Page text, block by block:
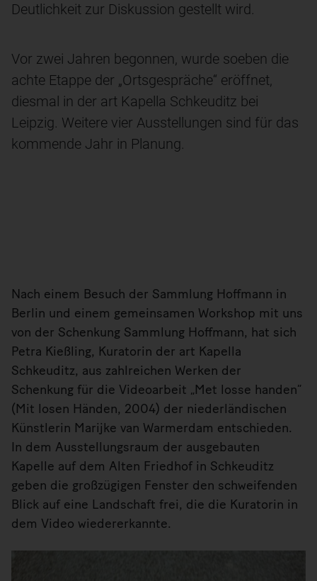
Deutlichkeit zur Diskussion gestellt wird.
Vor zwei Jahren begonnen, wurde soeben die
achte Etappe der „Ortsgespräche“ eröffnet,
diesmal in der art Kapella Schkeuditz bei
Leipzig. Weitere vier Ausstellungen sind für das
kommende Jahr in Planung.
Nach einem Besuch der Sammlung Hoffmann in
Berlin und einem gemeinsamen Workshop mit uns
von der Schenkung Sammlung Hoffmann, hat sich
Petra Kießling, Kuratorin der art Kapella
Schkeuditz, aus zahlreichen Werken der
Schenkung für die Videoarbeit „Met losse handen“
(Mit losen Händen, 2004) der niederländischen
Künstlerin Marijke van Warmerdam entschieden.
In dem Ausstellungsraum der ausgebauten
Kapelle auf dem Alten Friedhof in Schkeuditz
geben die großzügigen Fenster den schweifenden
Blick auf eine Landschaft frei, die die Kuratorin in
dem Video wiedererkannte.